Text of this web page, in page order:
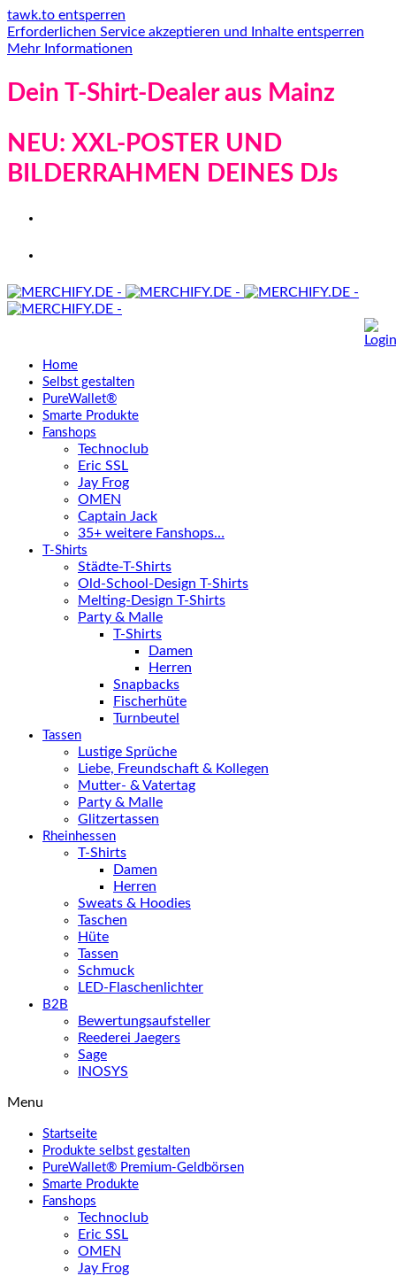
tawk.to entsperren
Erforderlichen Service akzeptieren und Inhalte entsperren
Mehr Informationen
Dein T-Shirt-Dealer aus Mainz
NEU: XXL-POSTER UND
BILDERRAHMEN DEINES DJs
Home
Selbst gestalten
PureWallet®
Smarte Produkte
Fanshops
Technoclub
Eric SSL
Jay Frog
OMEN
Captain Jack
35+ weitere Fanshops…
T-Shirts
Städte-T-Shirts
Old-School-Design T-Shirts
Melting-Design T-Shirts
Party & Malle
T-Shirts
Damen
Herren
Snapbacks
Fischerhüte
Turnbeutel
Tassen
Lustige Sprüche
Liebe, Freundschaft & Kollegen
Mutter- & Vatertag
Party & Malle
Glitzertassen
Rheinhessen
T-Shirts
Damen
Herren
Sweats & Hoodies
Taschen
Hüte
Tassen
Schmuck
LED-Flaschenlichter
B2B
Bewertungsaufsteller
Reederei Jaegers
Sage
INOSYS
Menu
Startseite
Produkte selbst gestalten
PureWallet® Premium-Geldbörsen
Smarte Produkte
Fanshops
Technoclub
Eric SSL
OMEN
Jay Frog